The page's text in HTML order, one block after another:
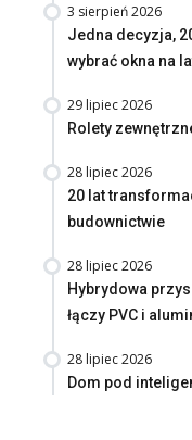
3 sierpień 2026
Jedna decyzja,
wybrać okna na
29 lipiec 2026
Rolety
28 lipiec 2026
20 lat
budownictwie
28 lipiec 2026
Hybrydowa
łączy PVC i
28 lipiec 2026
Dom pod